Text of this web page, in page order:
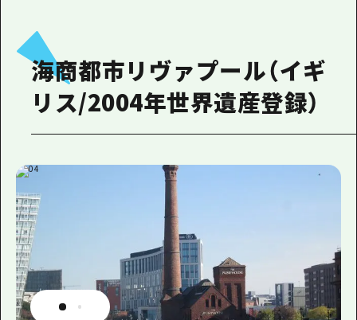
海商都市リヴァプール（イギ
リス/2004年世界遺産登録）